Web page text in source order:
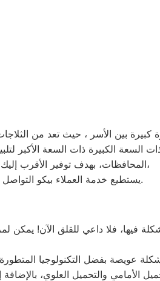
كبيرة بين الأسر ، حيث تعد من
المحافظات، بهدف توفير الأقرب إليك في جميع الأوقات. نظراً لتوفر الخدمة الفنية لصيانة ثلاجات بيكو في منطقة قطور بأكثر من رقم،
يستطيع خدمة العملاء بيكو التواصل معنا عبر الأرقام التالية: 01220261030 – 02357100080 – 0235699066 – 01010916814.
فيها، فلا داعي للقلق الآن! يمكن
عويصة بفضل التكنولوجيا